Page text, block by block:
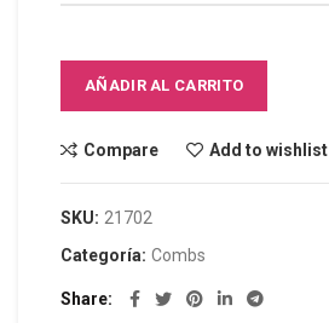
AÑADIR AL CARRITO
Compare Add to wishlist
SKU: 21702
Categoría: Combs
Share